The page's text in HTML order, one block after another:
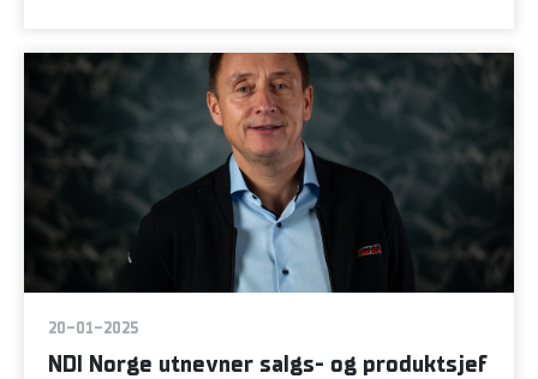
20-01-2025
NDI Norge utnevner salgs- og produktsjef